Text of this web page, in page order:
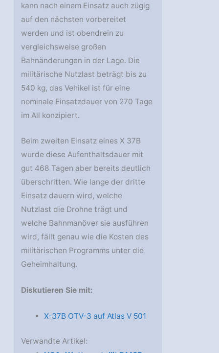
kann nach einem Einsatz auch zügig
auf den nächsten vorbereitet
werden und ist obendrein zu
vergleichsweise großen
Bahnänderungen in der Lage. Die
militärische Nutzlast beträgt bis zu
540 kg, das Vehikel ist für eine
nominale Einsatzdauer von 270 Tage
im All konzipiert.
Beim zweiten Einsatz eines X 37B
wurde diese Aufenthaltsdauer mit
gut 468 Tagen aber bereits deutlich
überschritten. Wie lange der dritte
Einsatz dauern wird, welche
Nutzlast die Drohne trägt und
welche Bahnmanöver sie ausführen
wird, fällt genau wie die Kosten des
militärischen Programms unter die
Geheimhaltung.
Diskutieren Sie mit:
X-37B OTV-3 auf Atlas V 501
Verwandte Artikel: